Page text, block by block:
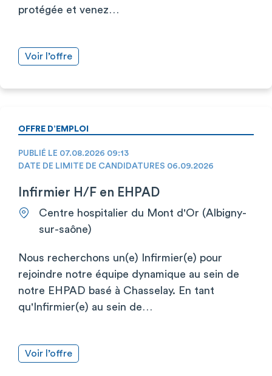
protégée et venez…
Voir l’offre
OFFRE D’EMPLOI
PUBLIÉ LE 07.08.2026 09:13
DATE DE LIMITE DE CANDIDATURES 06.09.2026
Infirmier H/F en EHPAD
Centre hospitalier du Mont d'Or (Albigny-
sur-saône)
Nous recherchons un(e) Infirmier(e) pour
rejoindre notre équipe dynamique au sein de
notre EHPAD basé à Chasselay. En tant
qu'Infirmier(e) au sein de…
Voir l’offre